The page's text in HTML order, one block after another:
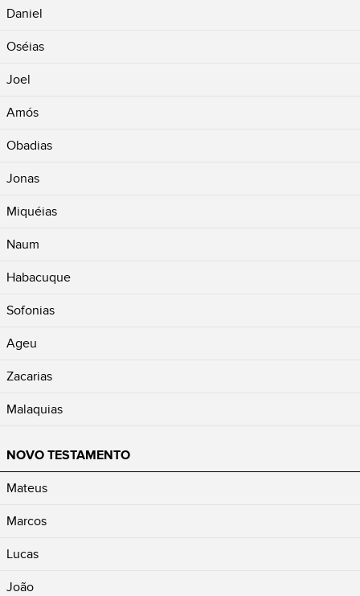
Daniel
Oséias
Joel
Amós
Obadias
Jonas
Miquéias
Naum
Habacuque
Sofonias
Ageu
Zacarias
Malaquias
NOVO TESTAMENTO
Mateus
Marcos
Lucas
João